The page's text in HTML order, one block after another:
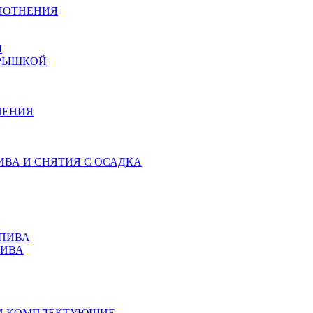
И СНЯТИЯ С ОСАДКА